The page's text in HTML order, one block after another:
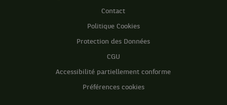
Contact
Politique Cookies
Protection des Données
CGU
Accessibilité partiellement conforme
Préférences cookies